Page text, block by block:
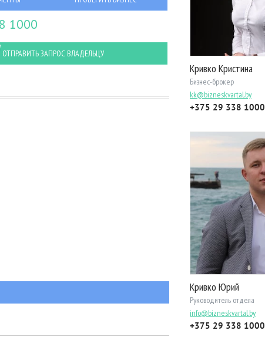
1000
ОТПРАВИТЬ ЗАПРОС ВЛАДЕЛЬЦУ
Кривко Кристина
Бизнес-брокер
kk@bizneskvartal.by
+375 29 338 1000
Кривко Юрий
Руководитель отдела
info@bizneskvartal.by
+375 29 338 1000